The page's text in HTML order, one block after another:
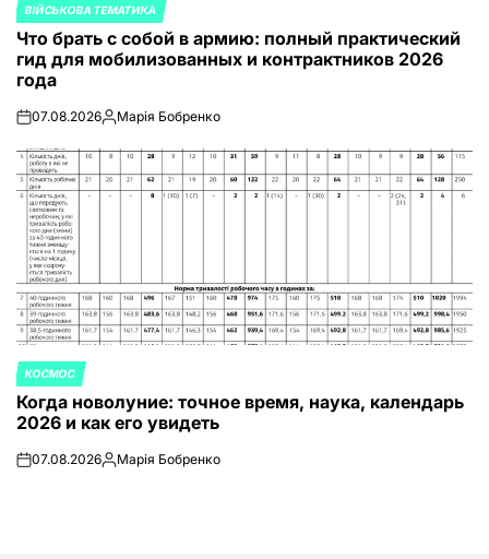
ОПУБЛИКОВАНО
В
ВІЙСЬКОВА ТЕМАТИКА
Что брать с собой в армию: полный практический
гид для мобилизованных и контрактников 2026
года
on07.08.2026Запись
Марія Бобренко
ОПУБЛИКОВАНО
В
КОСМОС
Когда новолуние: точное время, наука, календарь
2026 и как его увидеть
on07.08.2026Запись
Марія Бобренко